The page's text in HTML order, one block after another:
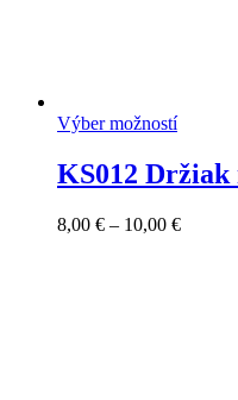
Výber možností
KS012
8,00 € – 10,00 €Price